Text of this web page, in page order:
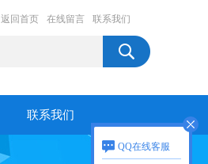
返回首页 在线留言 联系我们
联系我们
QQ在线客服